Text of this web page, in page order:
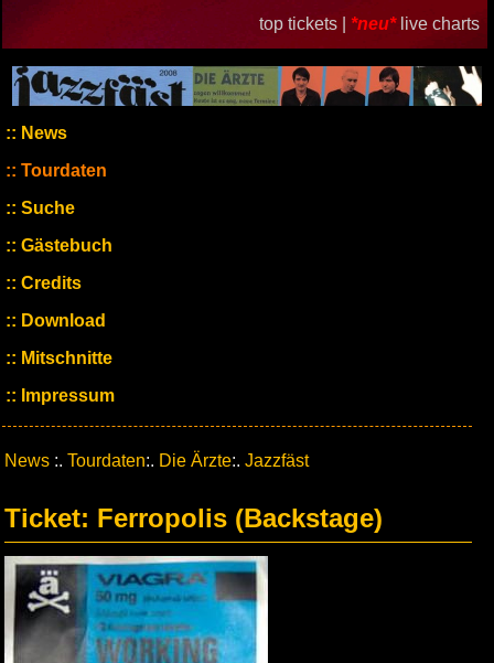
top tickets | *neu* live charts
News
Tourdaten
Suche
Gästebuch
Credits
Download
Mitschnitte
Impressum
News :. Tourdaten:. Die Ärzte:. Jazzfäst
Ticket: Ferropolis (Backstage)